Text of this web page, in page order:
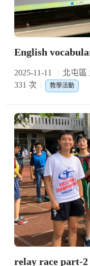
English
2025-11-11 北屯區
331 次
教學活動
relay race part-2